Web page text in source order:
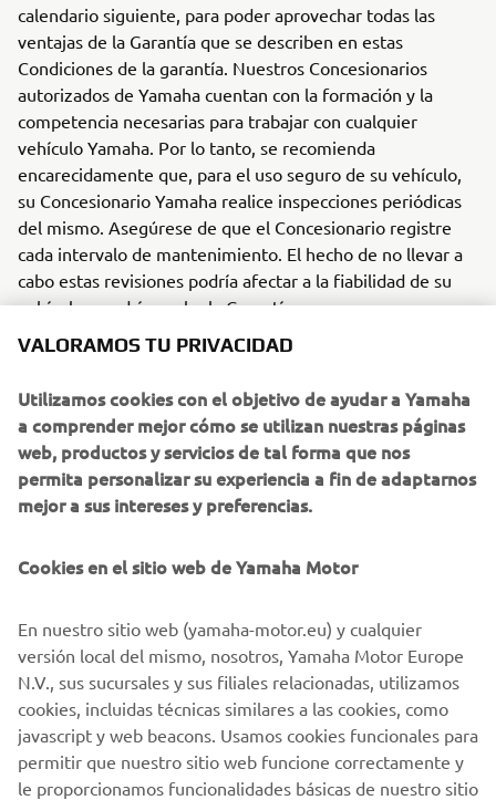
calendario siguiente, para poder aprovechar todas las
ventajas de la Garantía que se describen en estas
Condiciones de la garantía. Nuestros Concesionarios
autorizados de Yamaha cuentan con la formación y la
competencia necesarias para trabajar con cualquier
vehículo Yamaha. Por lo tanto, se recomienda
encarecidamente que, para el uso seguro de su vehículo,
su Concesionario Yamaha realice inspecciones periódicas
del mismo. Asegúrese de que el Concesionario registre
cada intervalo de mantenimiento. El hecho de no llevar a
cabo estas revisiones podría afectar a la fiabilidad de su
vehículo y podría anular la Garantía.
LIMPIEZA DE SU VEHÍCULO
La mejor forma de conservar el estado de su nuevo
vehículo Yamaha es lavarlo periódicamente. El sal restante
o el agua fresca de enfriamiento en el motor, las algas y
los mariscos, el aceite y otras materias extrañas pueden
funcionamiento de los controles. Consulte su Manual del
autorizado de Yamaha le podrá asesorar sobre la limpieza
correcta de su vehículo y sobre la lubricación de los
controles. No recomendamos el uso de aparatos de lavado
a alta presión, que deben evitarse.
ENCUENTRA TU CONCESIONARIO YAMAHA CERCA DE TI »
VALORAMOS TU PRIVACIDAD
Utilizamos cookies con el objetivo de ayudar a Yamaha
a comprender mejor cómo se utilizan nuestras páginas
web, productos y servicios de tal forma que nos
permita personalizar su experiencia a fin de adaptarnos
mejor a sus intereses y preferencias.
Cookies en el sitio web de Yamaha Motor
En nuestro sitio web (yamaha-motor.eu) y cualquier
versión local del mismo, nosotros, Yamaha Motor Europe
N.V., sus sucursales y sus filiales relacionadas, utilizamos
cookies, incluidas técnicas similares a las cookies, como
javascript y web beacons. Usamos cookies funcionales para
permitir que nuestro sitio web funcione correctamente y
le proporcionamos funcionalidades básicas de nuestro sitio